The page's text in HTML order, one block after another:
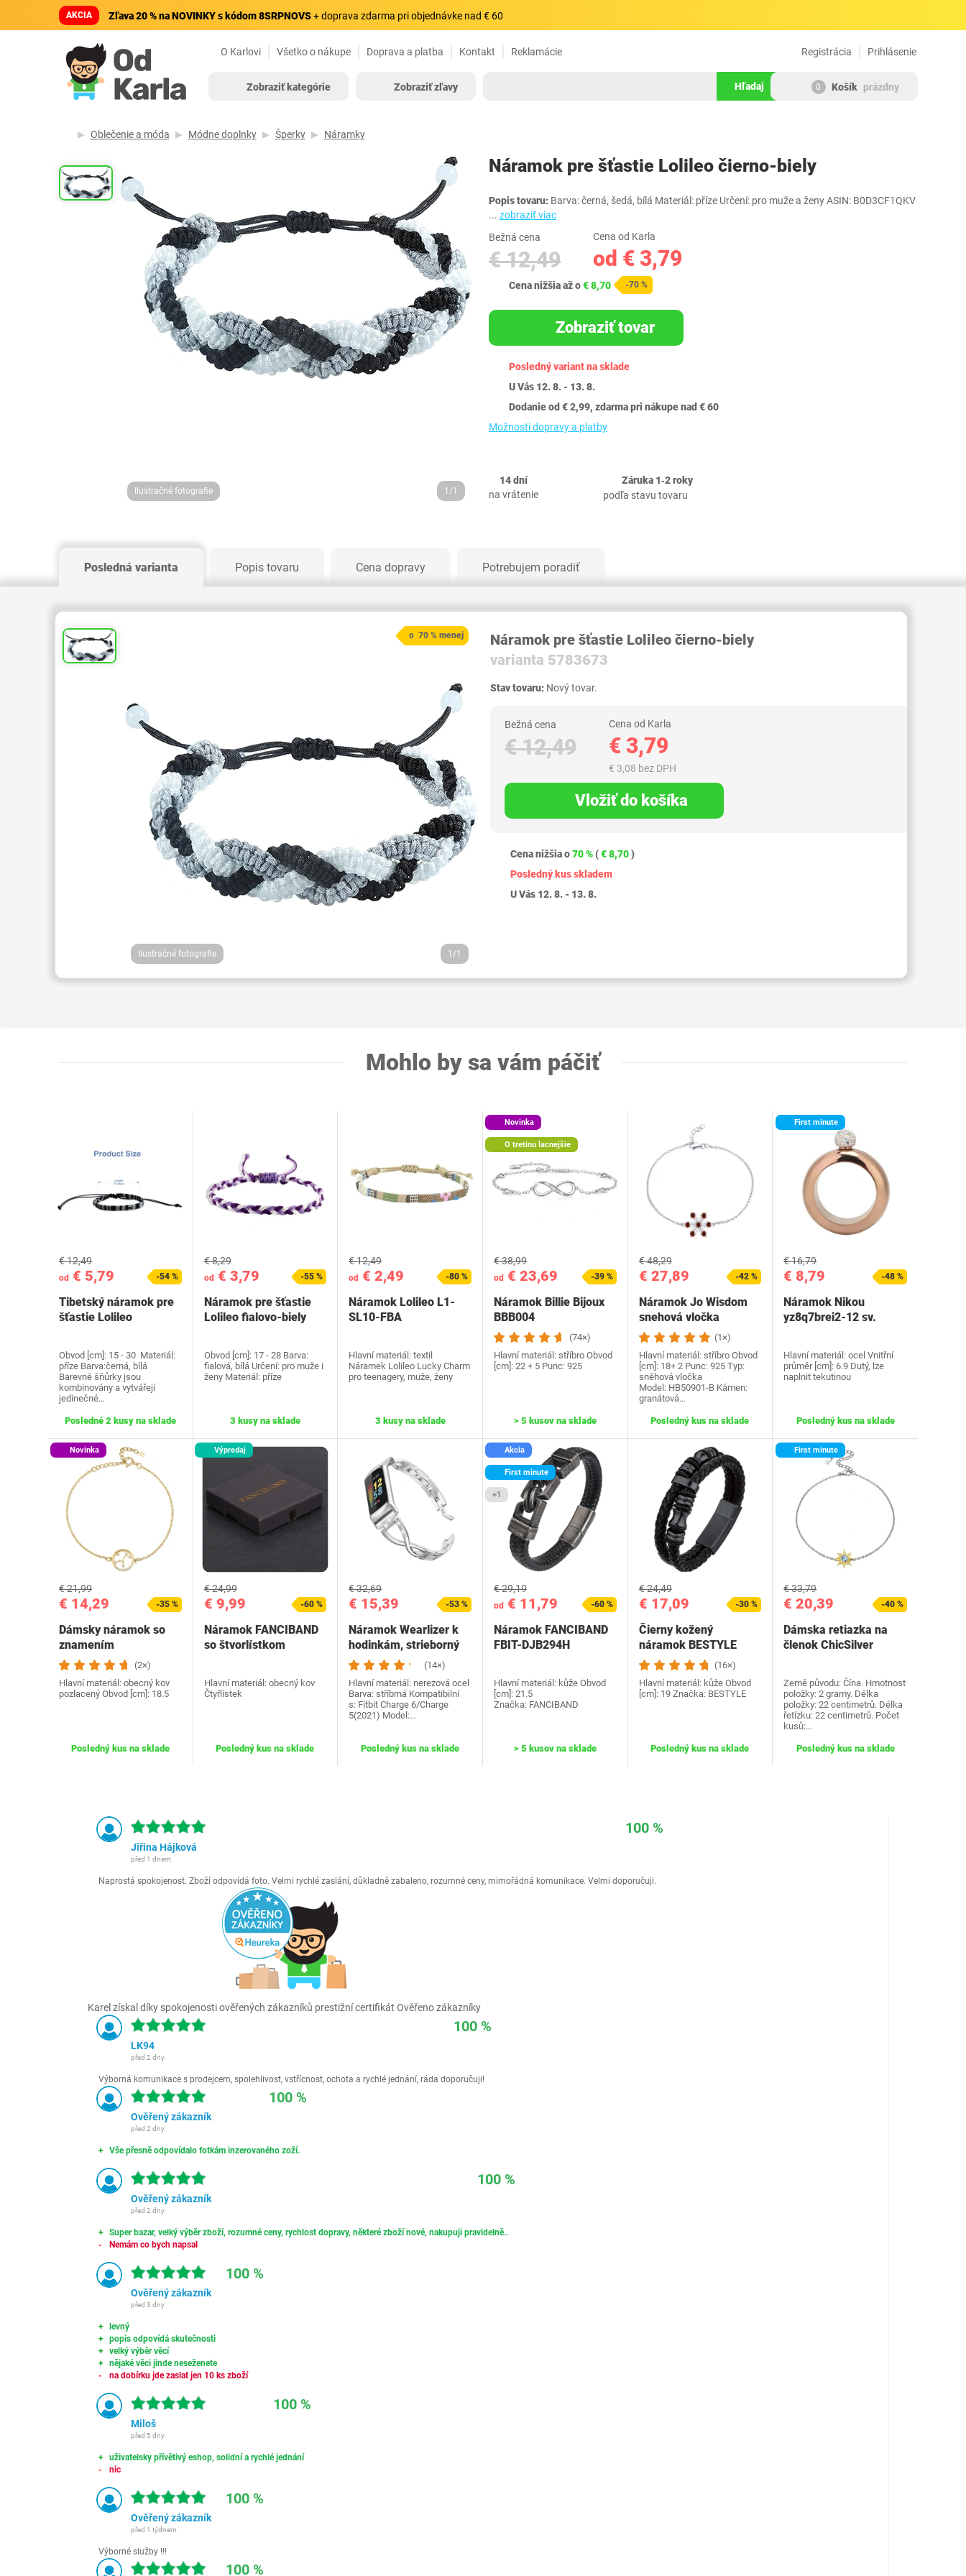
AKCIA Zľava 20 % na NOVINKY s kódom 8SRPNOVS+ doprava zdarma pri objednávke nad € 60
O Karlovi Všetko o nákupe Doprava a platba Kontakt Reklamácie Prihlásenie
Registrácia
Zobraziť kategórie Zobraziť zľavy Hľadaj 0 Košík prázdny
Oblečenie a móda Módne doplnky Šperky Náramky
Ilustračné fotografie 1/1
Náramok pre šťastie Lolileo čierno-biely
Popis tovaru: Barva: černá, šedá, bílá Materiál: příze Určení: pro muže a ženy ASIN: B0D3CF1QKV
... zobraziť viac
Bežná cena
€ 12,49
Cena od Karla
od € 3,79
Cena nižšia až o€ 8,70 -70 %
Zobraziť tovar
Posledný variant na sklade
U Vás 12. 8. - 13. 8.
Dodanie od € 2,99, zdarma pri nákupe nad € 60
Možnosti dopravy a platby
14 dní
na vrátenie
Záruka 1‐2 roky
podľa stavu tovaru
Posledná varianta Popis tovaru Cena dopravy Potrebujem poradiť
Ilustračné fotografie 1/1
o 70 % menej
Náramok pre šťastie Lolileo čierno-biely
varianta 5783673
Stav tovaru: Nový tovar.
Bežná cena
€ 12,49
Cena od Karla
€ 3,79
€ 3,08 bez DPH
Vložiť do košíka
Cena nižšia o70 % (€ 8,70)
Posledný kus skladem
U Vás 12. 8. - 13. 8.
Mohlo by sa vám páčiť
od € 5,79
€ 12,49
-54 %
Tibetský náramok pre
šťastie Lolileo
Obvod [cm]: 15 - 30 Materiál:
příze Barva:černá, bílá
Barevné šňůrky jsou
kombinovány a vytvářejí
jedinečné…
Posledné 2 kusy na sklade
od€ 3,79
€ 8,29
-55 %
Náramok pre šťastie
Lolileo fialovo-biely
Obvod [cm]: 17 - 28 Barva:
fialová, bílá Určení: pro muže i
ženy Materiál: příze
3 kusy na sklade
od € 2,49
€ 12,49
-80 %
Náramok Lolileo L1-
SL10-FBA
Hlavní materiál: textil
Náramek Lolileo Lucky Charm
pro teenagery, muže, ženy
3 kusy na sklade
Novinka
O tretinu lacnejšie
od€ 23,69
€ 38,99
-39 %
Náramok Billie Bijoux
BBB004
(74×)
Hlavní materiál: stříbro Obvod
[cm]: 22 + 5 Punc: 925
> 5 kusov na sklade
€ 27,89
€ 48,29
-42 %
Náramok Jo Wisdom
snehová vločka
HB50901-B
(1×)
Hlavní materiál: stříbro Obvod
[cm]: 18+ 2 Punc: 925 Typ:
sněhová vločka
Model: HB50901-B Kámen:
granátová…
Posledný kus na sklade
First minute
€ 8,79
€ 16,79
-48 %
Náramok Nikou
yz8q7brei2-12 sv.
Hlavní materiál: ocel Vnitřní
průměr [cm]: 6.9 Dutý, lze
naplnit tekutinou
Posledný kus na sklade
Novinka
€ 14,29
€ 21,99
-35 %
Dámsky náramok so
znamením
(2×)
Hlavní materiál: obecný kov
pozlacený Obvod [cm]: 18.5
Posledný kus na sklade
Výpredaj
€ 9,99
€ 24,99
-60 %
Náramok FANCIBAND
so štvorlístkom
Hlavní materiál: obecný kov
Čtyřlístek
Posledný kus na sklade
€ 15,39
€ 32,69
-53 %
Náramok Wearlizer k
hodinkám, strieborný
(14×)
Hlavní materiál: nerezová ocel
Barva: stříbrná Kompatibilní
s: Fitbit Charge 6/Charge
5(2021) Model:…
Posledný kus na sklade
Akcia
First minute
+1
od€ 11,79
€ 29,19
-60 %
Náramok FANCIBAND
FBIT-DJB294H
Hlavní materiál: kůže Obvod
[cm]: 21.5
Značka: FANCIBAND
> 5 kusov na sklade
€ 17,09
€ 24,49
-30 %
Čierny kožený
náramok BESTYLE
(16×)
Hlavní materiál: kůže Obvod
[cm]: 19 Značka: BESTYLE
Posledný kus na sklade
First minute
€ 20,39
€ 33,79
-40 %
Dámska retiazka na
členok ChicSilver
Země původu: Čína. Hmotnost
položky: 2 gramy. Délka
položky: 22 centimetrů. Délka
řetízku: 22 centimetrů. Počet
kusů:…
Posledný kus na sklade
100 %
Jiřina Hájková
před 1 dnem
Naprostá spokojenost. Zboží odpovídá foto. Velmi rychlé zaslání, důkladně zabaleno, rozumné ceny, mimořádná komunikace. Velmi doporučuji.
Karel získal díky spokojenosti ověřených zákazníků prestižní certifikát Ověřeno zákazníky
100 %
LK94
před 2 dny
Výborná komunikace s prodejcem, spolehlivost, vstřícnost, ochota a rychlé jednání, ráda doporučuji!
100 %
Ověřený zákazník
před 2 dny
Vše přesně odpovídalo fotkám inzerovaného zoží.
100 %
Ověřený zákazník
před 2 dny
Super bazar, velký výběr zboží, rozumné ceny, rychlost dopravy, některé zboží nové, nakupuji pravidelně..
Nemám co bych napsal
100 %
Ověřený zákazník
před 3 dny
levný
popis odpovídá skutečnosti
velký výběr věcí
nějaké věci jinde neseženete
na dobírku jde zaslat jen 10 ks zboží
100 %
Miloš
před 5 dny
uživatelsky přívětivý eshop, solidní a rychlé jednání
nic
100 %
Ověřený zákazník
před 1 týdnem
Výborné služby !!!
100 %